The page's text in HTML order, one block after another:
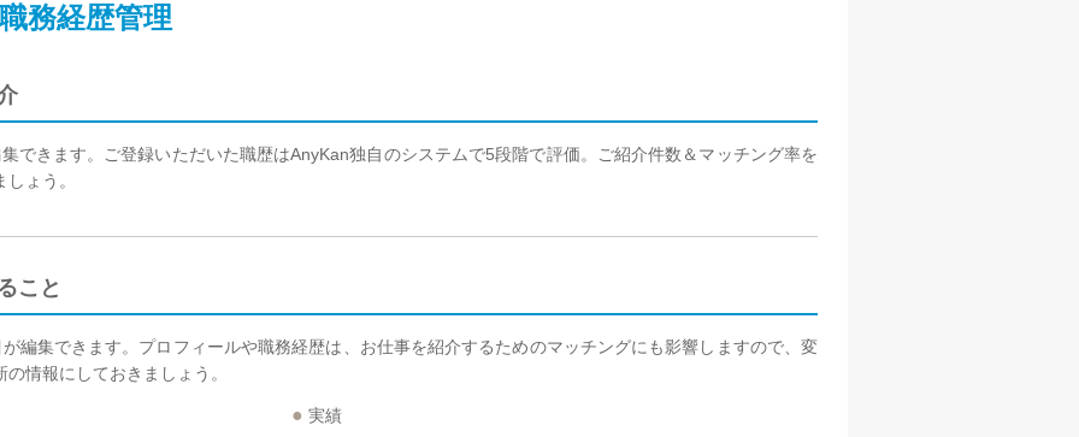
務経歴管理
できます。ご登録いただいた職歴はAnyKan独自のシステムで5段階で評価。ご紹介件数＆マッチング率を
ょう。
こと
編集できます。プロフィールや職務経歴は、お仕事を紹介するためのマッチングにも影響しますので、変
情報にしておきましょう。
● 実績